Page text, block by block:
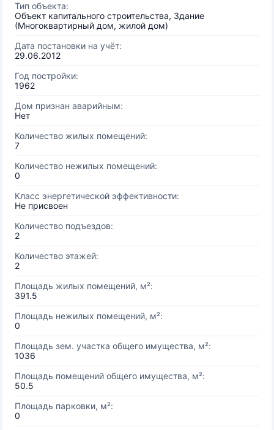
Тип объекта:
Объект капитального строительства, Здание
(Многоквартирный дом, жилой дом)
Дата постановки на учёт:
29.06.2012
Год постройки:
1962
Дом признан аварийным:
Нет
Количество жилых помещений:
7
Количество нежилых помещений:
0
Класс энергетической эффективности:
Не присвоен
Количество подъездов:
2
Количество этажей:
2
Площадь жилых помещений, м²:
391.5
Площадь нежилых помещений, м²:
0
Площадь зем. участка общего имущества, м²:
1036
Площадь помещений общего имущества, м²:
50.5
Площадь парковки, м²:
0